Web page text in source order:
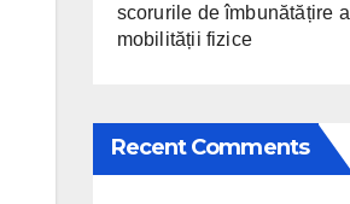
scorurile de îmbunătățire a
mobilității fizice
Recent Comments